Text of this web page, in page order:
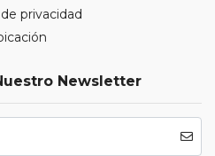
privacidad
Newsletter